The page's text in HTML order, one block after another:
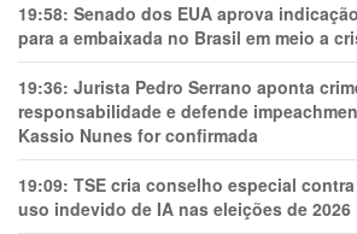
19:58: Senado dos EUA aprova
para a embaixada no Brasil em meio a
19:36: Jurista Pedro Serrano aponta
responsabilidade e defende
Kassio Nunes for confirmada
19:09: TSE cria conselho especial
uso indevido de IA nas eleições de 2026